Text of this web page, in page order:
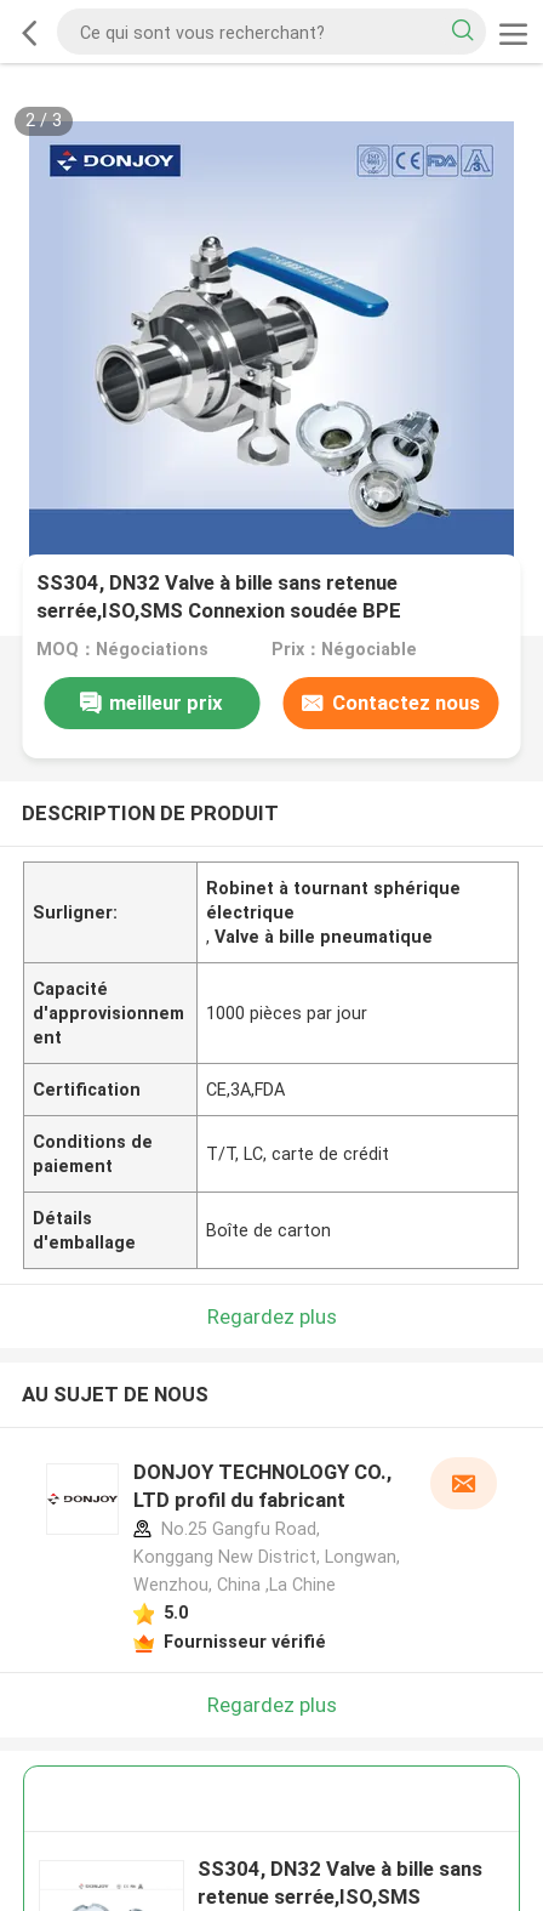
2/3
SS304, DN32 Valve à bille sans retenue
serrée,ISO,SMS Connexion soudée BPE
MOQ：Négociations Prix：Négociable
meilleur prix Contactez nous
DESCRIPTION DE PRODUIT
Surligner:
Robinet à tournant sphérique
électrique
,Valve à bille pneumatique
Capacité
d'approvisionnem
ent
1000 pièces par jour
Certification CE,3A,FDA
Conditions de
paiement
T/T, LC, carte de crédit
Détails
d'emballage
Boîte de carton
Regardez plus
AU SUJET DE NOUS
DONJOY TECHNOLOGY CO.,
LTD profil du fabricant
No.25 Gangfu Road,
Konggang New District, Longwan,
Wenzhou, China ,La Chine
5.0
Fournisseur vérifié
Regardez plus
SS304, DN32 Valve à bille sans
retenue serrée,ISO,SMS